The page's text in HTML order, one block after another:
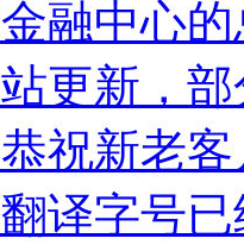
金融中心
更新，
祝新老
译字号